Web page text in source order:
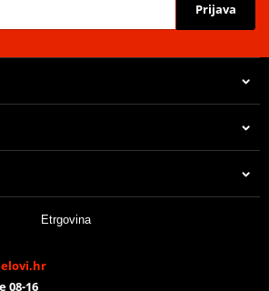
Prijava
Etrgovina
08-16